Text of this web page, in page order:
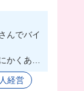
んでバイ
かくあっ
う空間🥰
経営